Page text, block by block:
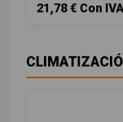
21,78 € Con IVA